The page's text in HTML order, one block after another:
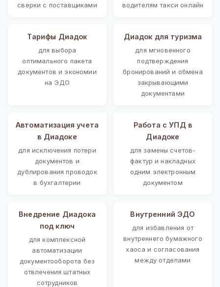
сверки с поставщиками
водителям такси онлайн
Тарифы Диадок
для выбора
оптимального пакета
документов и экономии
на ЭДО
Диадок для туризма
для мгновенного
подтверждения
бронирований и обмена
закрывающими
документами
Автоматизация учета
в Диадоке
для исключения потери
документов и
дублирования проводок
в бухгалтерии
Работа с УПД в
Диадоке
для замены счетов-
фактур и накладных
одним электронным
документом
Внедрение Диадока
под ключ
для комплексной
автоматизации
документооборота без
отвлечения штатных
сотрудников
Внутренний ЭДО
для избавления от
внутреннего бумажного
хаоса и согласования
между отделами